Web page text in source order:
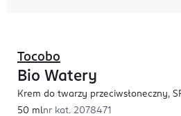
Tocobo
Bio Watery
Krem do twarzy przeciwsłoneczny,
50 mlnr kat. 2078471